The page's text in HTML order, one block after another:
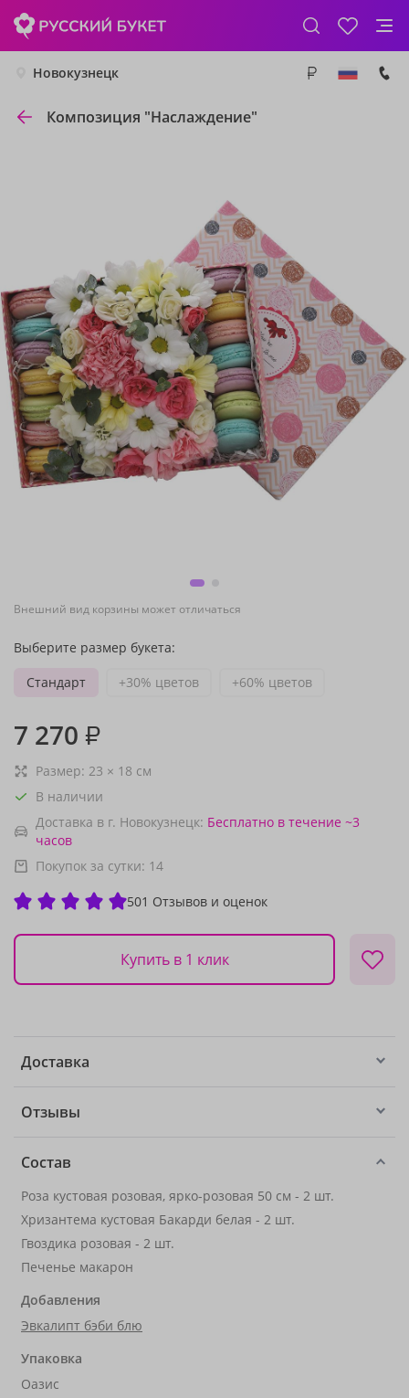
Новокузнецк
Композиция "Наслаждение"
Внешний вид корзины может отличаться
Выберите размер букета:
Стандарт
+30% цветов +60% цветов
7 270 ₽
Размер: 23 × 18 см
В наличии
Доставка в г. Новокузнецк: Бесплатно в течение ~3
часов
Покупок за сутки: 14
501 Отзывов и оценок
Купить в 1 клик
Доставка
Отзывы
Состав
Роза кустовая розовая, ярко-розовая 50 см - 2 шт.
Хризантема кустовая Бакарди белая - 2 шт.
Гвоздика розовая - 2 шт.
Печенье макарон
Добавления
Эвкалипт бэби блю
Упаковка
Оазис